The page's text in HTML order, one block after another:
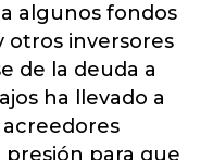
algunos fondos
otros inversores
de la deuda a
ha llevado a
para que